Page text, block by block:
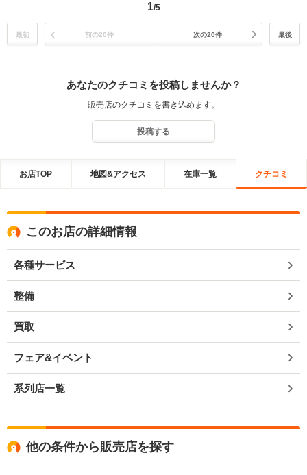
1/5
最初 前の20件 次の20件 最後
あなたのクチコミを投稿しませんか？
販売店のクチコミを書き込めます。
投稿する
お店TOP 地図&アクセス 在庫一覧 クチコミ
このお店の詳細情報
各種サービス
整備
買取
フェア&イベント
系列店一覧
他の条件から販売店を探す